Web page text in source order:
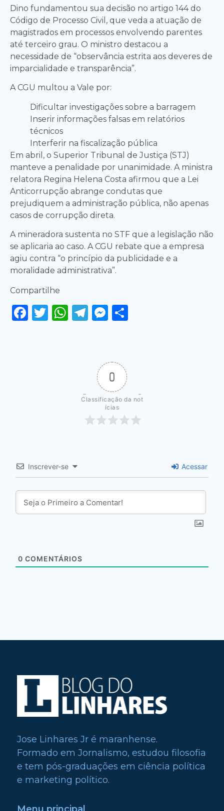
Dino fundamentou sua decisão no artigo 144 do
Código de Processo Civil, que veda a atuação de
magistrados em processos envolvendo parentes
até terceiro grau. O ministro destacou a
necessidade de “observância estrita aos deveres de
imparcialidade e transparência”.
A CGU multou a Vale por:
Dificultar investigações sobre a barragem
Inserir informações falsas em relatórios
técnicos
Interferir na fiscalização pública
Em abril, o Superior Tribunal de Justiça (STJ)
manteve a penalidade por unanimidade. A ministra
relatora Regina Helena Costa afirmou que a Lei
Anticorrupção abrange condutas que
prejudiquem a administração pública, não apenas
casos de corrupção direta.
A mineradora sustenta no STF que a legislação não
se aplicaria ao caso. A CGU rebate que a empresa
agiu contra “o princípio da publicidade e a
moralidade administrativa”.
Compartilhe
Facebook
Twitter
WhatsApp
Telegram
Messenger
0
Classificação da not
ícias
Inscrever-se Acessar
0 COMENTÁRIOS
Jose Linhares Jr é maranhense.
Formado em Jornalismo, estudou filosofia
e tem pós-graduações em ciência política
e marketing político.
Menu principal